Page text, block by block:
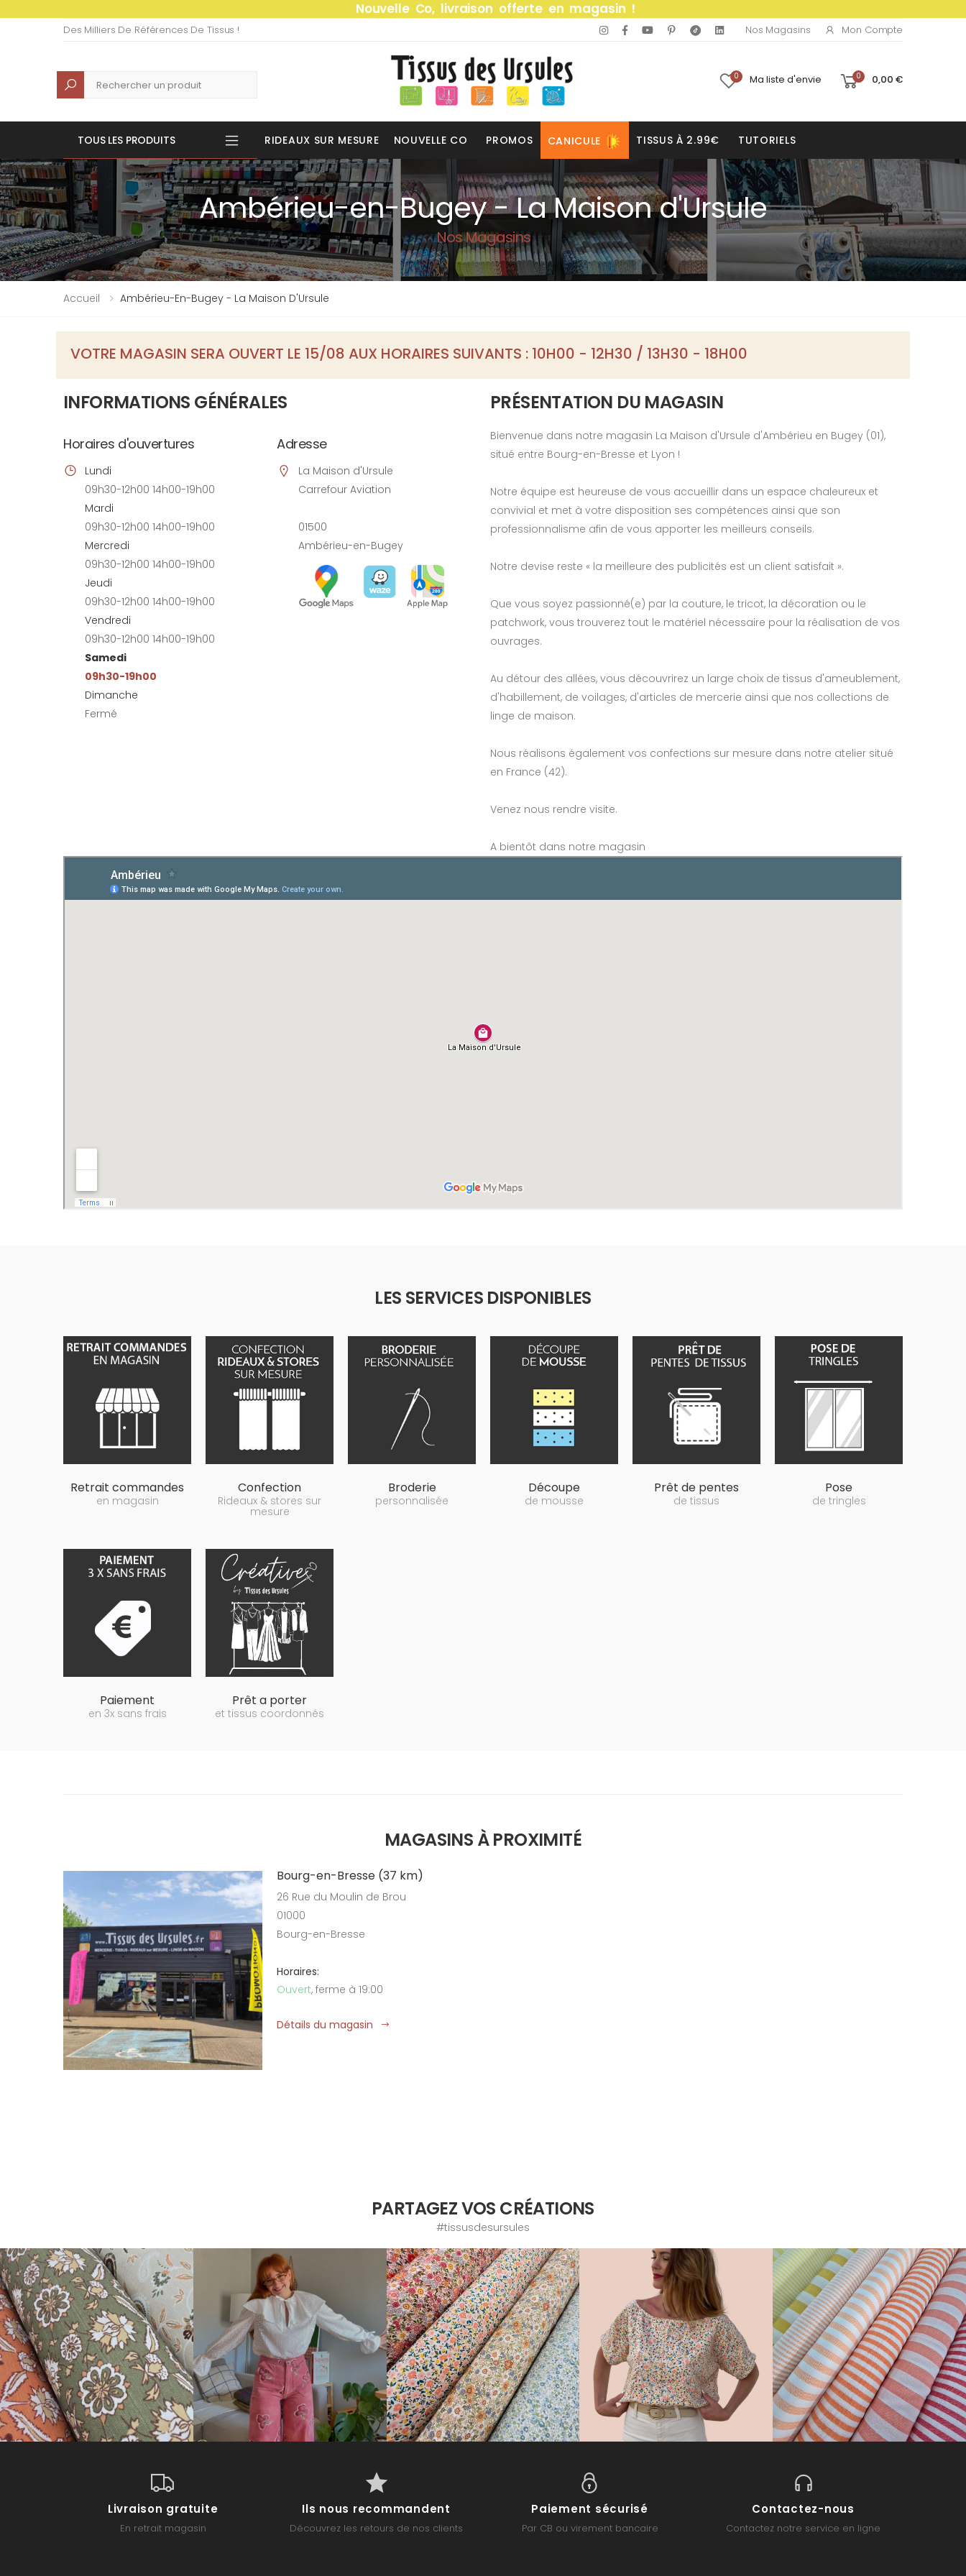
Nouvelle Co, livraison offerte en magasin !
Des Milliers De Références De Tissus ! Nos Magasins Mon Compte
Recherche 0 Ma liste d'envie 0 0,00 €
TOUS LES PRODUITS RIDEAUX SUR MESURE NOUVELLE CO PROMOS CANICULE TISSUS À 2.99€ TUTORIELS
Ambérieu-en-Bugey - La Maison d'Ursule
Nos Magasins
Accueil Ambérieu-En-Bugey - La Maison D'Ursule
VOTRE MAGASIN SERA OUVERT LE 15/08 AUX HORAIRES SUIVANTS : 10H00 - 12H30 / 13H30 - 18H00
INFORMATIONS GÉNÉRALES
Horaires d'ouvertures
Lundi
09h30-12h00 14h00-19h00
Mardi
09h30-12h00 14h00-19h00
Mercredi
09h30-12h00 14h00-19h00
Jeudi
09h30-12h00 14h00-19h00
Vendredi
09h30-12h00 14h00-19h00
Samedi
09h30-19h00
Dimanche
Fermé
Adresse
La Maison d'Ursule
Carrefour Aviation
01500
Ambérieu-en-Bugey
PRÉSENTATION DU MAGASIN
Bienvenue dans notre magasin La Maison d'Ursule d'Ambérieu en Bugey (01),
situé entre Bourg-en-Bresse et Lyon !
Notre équipe est heureuse de vous accueillir dans un espace chaleureux et
convivial et met à votre disposition ses compétences ainsi que son
professionnalisme afin de vous apporter les meilleurs conseils.
Notre devise reste « la meilleure des publicités est un client satisfait ».
Que vous soyez passionné(e) par la couture, le tricot, la décoration ou le
patchwork, vous trouverez tout le matériel nécessaire pour la réalisation de vos
ouvrages.
Au détour des allées, vous découvrirez un large choix de tissus d'ameublement,
d'habillement, de voilages, d'articles de mercerie ainsi que nos collections de
linge de maison.
Nous réalisons également vos confections sur mesure dans notre atelier situé
en France (42).
Venez nous rendre visite.
A bientôt dans notre magasin
LES SERVICES DISPONIBLES
Retrait commandes
en magasin
Confection
Rideaux & stores sur
mesure
Broderie
personnalisée
Découpe
de mousse
Prêt de pentes
de tissus
Pose
de tringles
Paiement
en 3x sans frais
Prêt a porter
et tissus coordonnés
MAGASINS À PROXIMITÉ
Bourg-en-Bresse (37 km)
26 Rue du Moulin de Brou
01000
Bourg-en-Bresse
Horaires:
Ouvert, ferme à 19:00
Détails du magasin
PARTAGEZ VOS CRÉATIONS
#tissusdesursules
Livraison gratuite
En retrait magasin
Ils nous recommandent
Découvrez les retours de nos clients
Paiement sécurisé
Par CB ou virement bancaire
Contactez-nous
Contactez notre service en ligne